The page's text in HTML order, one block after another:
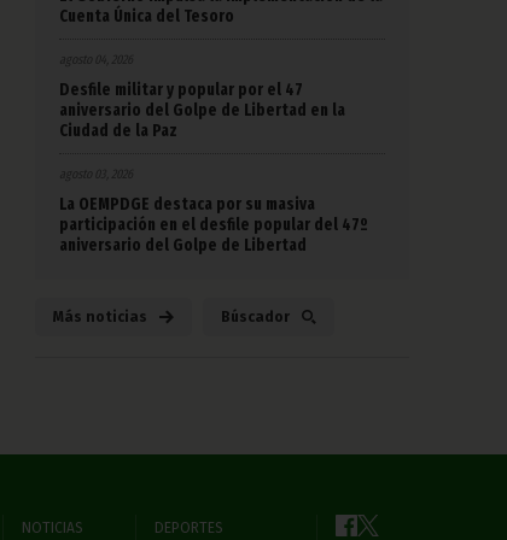
Cuenta Única del Tesoro
agosto 04, 2026
Desfile militar y popular por el 47
aniversario del Golpe de Libertad en la
Ciudad de la Paz
agosto 03, 2026
La OEMPDGE destaca por su masiva
participación en el desfile popular del 47º
aniversario del Golpe de Libertad
Más noticias Búscador
NOTICIAS DEPORTES